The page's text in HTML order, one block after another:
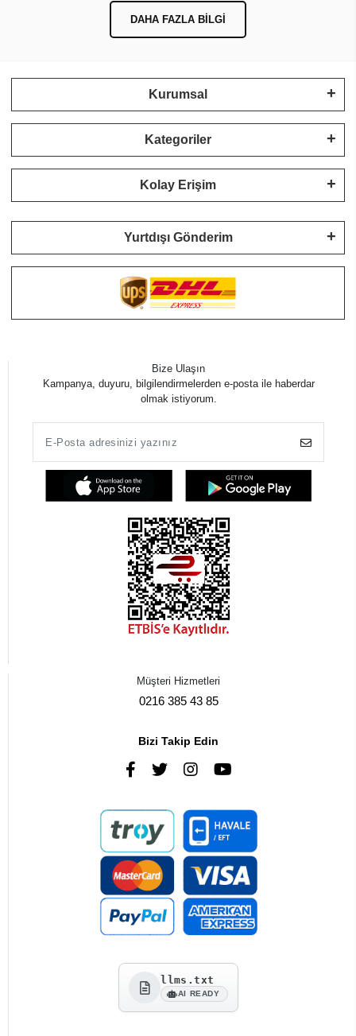
DAHA FAZLA BILGI
Kurumsal
Kategoriler
Kolay Erişim
Yurtdışı Gönderim
Bize Ulaşın
Kampanya, duyuru, bilgilendirmelerden e-posta ile haberdar
olmak istiyorum.
Müşteri Hizmetleri
0216 385 43 85
Bizi Takip Edin
llms.txt
AI READY